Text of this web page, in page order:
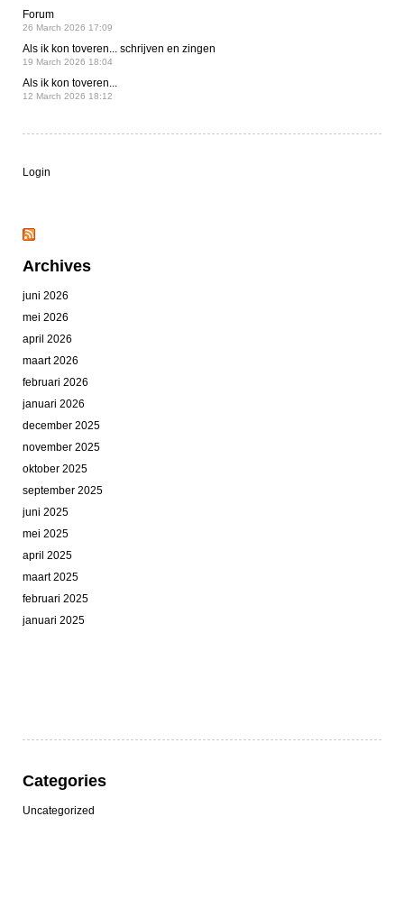
Forum
26 March 2026 17:09
Als ik kon toveren... schrijven en zingen
19 March 2026 18:04
Als ik kon toveren...
12 March 2026 18:12
Login
Archives
juni 2026
mei 2026
april 2026
maart 2026
februari 2026
januari 2026
december 2025
november 2025
oktober 2025
september 2025
juni 2025
mei 2025
april 2025
maart 2025
februari 2025
januari 2025
Categories
Uncategorized